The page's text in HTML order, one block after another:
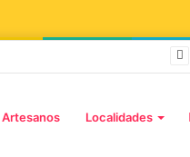
y Stefani
Localidades